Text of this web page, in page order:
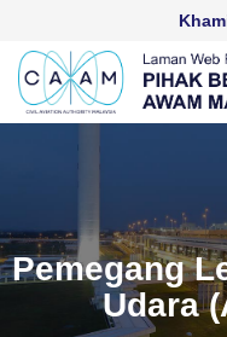
Pemegang
Udara